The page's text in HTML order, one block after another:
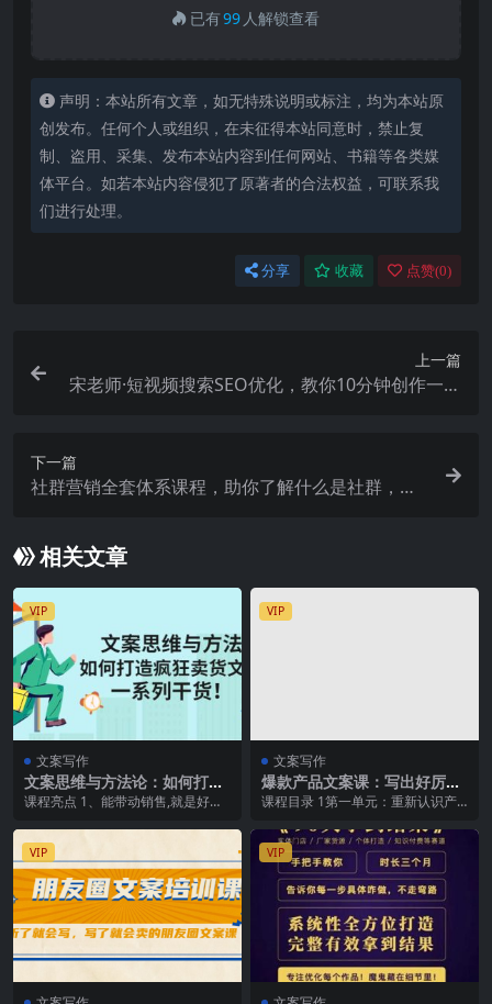
已有99 人解锁查看
声明：本站所有文章，如无特殊说明或标注，均为本站原
创发布。任何个人或组织，在未征得本站同意时，禁止复
制、盗用、采集、发布本站内容到任何网站、书籍等各类媒
体平台。如若本站内容侵犯了原著者的合法权益，可联系我
们进行处理。
分享 收藏 点赞(0)
上一篇
宋老师·短视频搜索SEO优化，教你10分钟创作一个
下一篇
社群营销全套体系课程，助你了解什么是社群，教
相关文章
VIP
文案写作
文案思维与方法论：如何打造
疯狂卖货文案
课程亮点 1、能带动销售,就是好文
程融合了领我...
VIP
文案写作
爆款产品文案课：写出好厉害
得文案
课程目录 1第一单元：重新认识产
p.mp4 ...
VIP VIP